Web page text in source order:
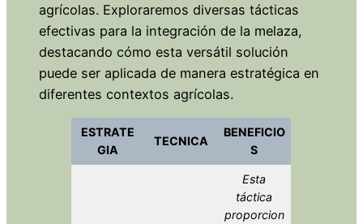
agrícolas. Exploraremos diversas tácticas
efectivas para la integración de la melaza,
destacando cómo esta versátil solución
puede ser aplicada de manera estratégica en
diferentes contextos agrícolas.
ESTRATE
GIA
TECNICA
BENEFICIO
S
Esta
táctica
proporcion